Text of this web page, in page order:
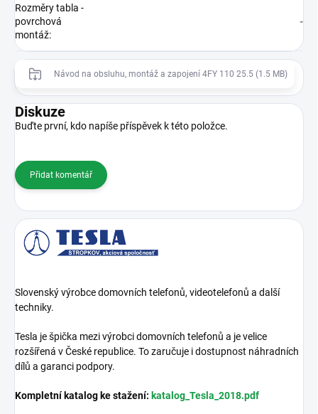
Rozměry tabla -
povrchová
montáž:
-
Návod na obsluhu, montáž a zapojení 4FY 110 25.5 (1.5 MB)
Diskuze
Buďte první, kdo napíše příspěvek k této položce.
Přidat komentář
Slovenský výrobce domovních telefonů, videotelefonů a další
techniky.
Tesla je špička mezi výrobci domovních telefonů a je velice
rozšířená v České republice. To zaručuje i dostupnost náhradních
dílů a garanci podpory.
Kompletní katalog ke stažení: katalog_Tesla_2018.pdf